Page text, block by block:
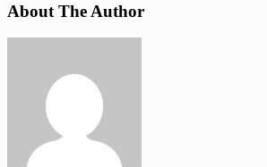
About The Author